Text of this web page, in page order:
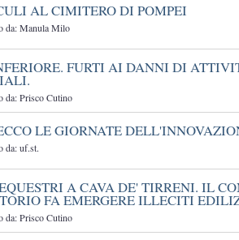
AL CIMITERO DI POMPEI
da: Manula Milo
FURTI AI DANNI DI
da: Prisco Cutino
LE GIORNATE
da: uf.st.
A CAVA DE' TIRRENI. IL
FA EMERGERE ILLECITI
da: Prisco Cutino